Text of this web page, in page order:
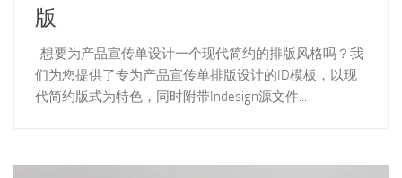
版
想要为产品宣传单设计一个现代简约的排版风格吗？我
们为您提供了专为产品宣传单排版设计的ID模板，以现
代简约版式为特色，同时附带Indesign源文件...